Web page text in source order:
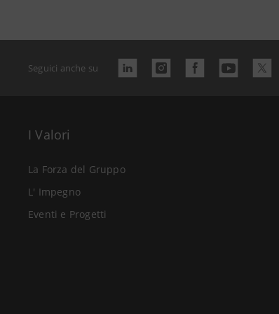
Seguici anche su
I Valori
La Forza del Gruppo
L' Impegno
Eventi e Progetti